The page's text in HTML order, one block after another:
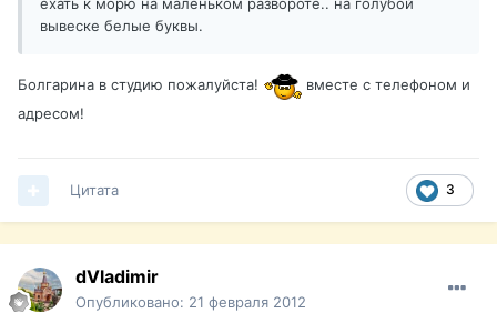
ехать к морю на маленьком развороте.. на голубой
вывеске белые буквы.
Болгарина в студию пожалуйста!
вместе с телефоном и
адресом!
3
Цитата
dVladimir
Опубликовано: 21 февраля 2012